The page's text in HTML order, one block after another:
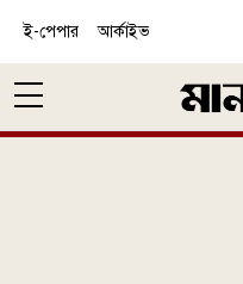
ই-পেপার আর্কাইভ